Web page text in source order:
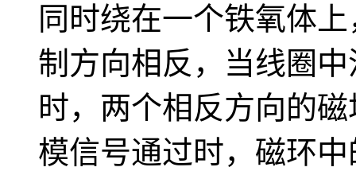
同时绕在一个铁氧体
制方向相反，当线圈
时，两个相反方向的
模信号通过时，磁环